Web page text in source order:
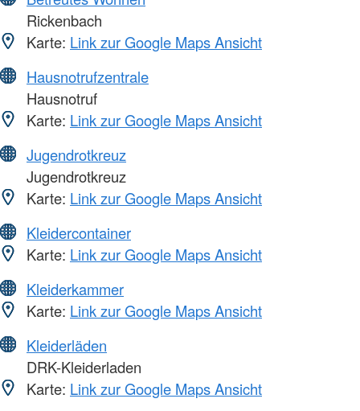
Rickenbach
Karte: Link zur Google Maps Ansicht
Hausnotrufzentrale
Hausnotruf
Karte: Link zur Google Maps Ansicht
Jugendrotkreuz
Jugendrotkreuz
Karte: Link zur Google Maps Ansicht
Kleidercontainer
Karte: Link zur Google Maps Ansicht
Kleiderkammer
Karte: Link zur Google Maps Ansicht
Kleiderläden
DRK-Kleiderladen
Karte: Link zur Google Maps Ansicht